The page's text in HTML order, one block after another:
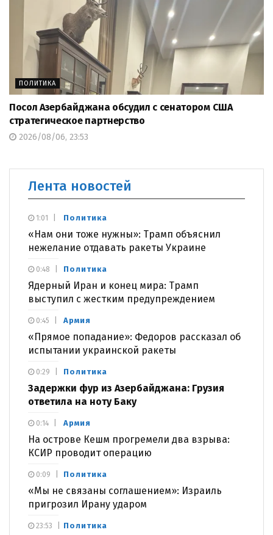
ПОЛИТИКА
Посол Азербайджана обсудил с сенатором США
стратегическое партнерство
2026/08/06, 23:53
Лента новостей
Политика
«Нам они тоже нужны»: Трамп объяснил
нежелание отдавать ракеты Украине
1:01
Политика
Ядерный Иран и конец мира: Трамп
выступил с жестким предупреждением
0:48
Армия
«Прямое попадание»: Федоров рассказал об
испытании украинской ракеты
0:45
Политика
Задержки фур из Азербайджана: Грузия
ответила на ноту Баку
0:29
Армия
На острове Кешм прогремели два взрыва:
КСИР проводит операцию
0:14
Политика
«Мы не связаны соглашением»: Израиль
пригрозил Ирану ударом
0:09
Политика
23:53